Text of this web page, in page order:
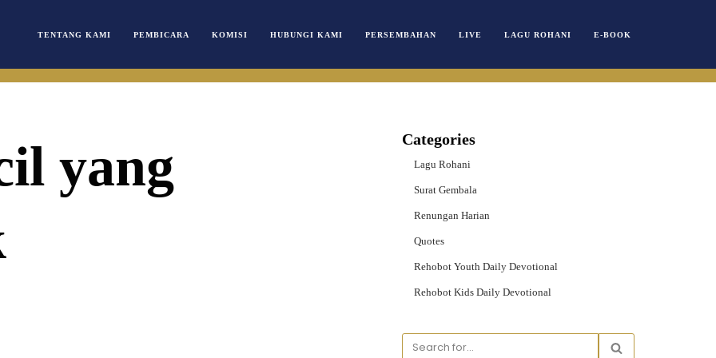
TENTANG KAMI PEMBICARA KOMISI HUBUNGI KAMI PERSEMBAHAN LIVE LAGU ROHANI E-BOOK
yang
Categories
Lagu Rohani
Surat Gembala
Renungan Harian
Quotes
Rehobot Youth Daily Devotional
Rehobot Kids Daily Devotional